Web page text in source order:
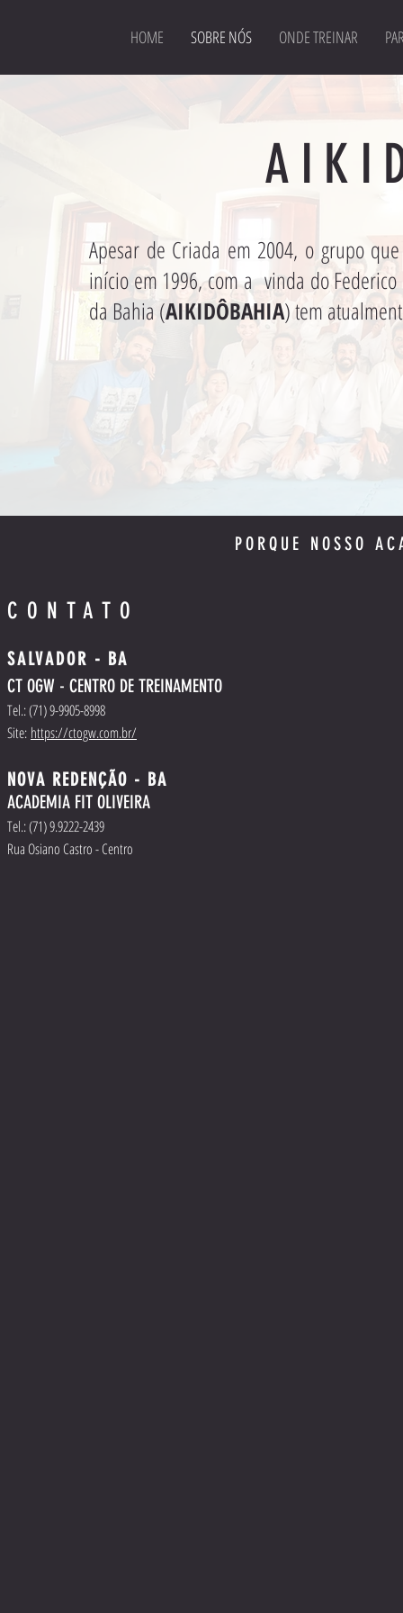
HOME SOBRE NÓS ONDE TREINAR
Apesar de Criada em 2004, o grupo
início em 1996, com a vinda do Federico
da Bahia (AIKIDÔBAHIA) tem
PORQUE NOSSO
CONTATO
SALVADOR - BA
CT OGW - CENTRO DE TREINAMENTO
Tel.: (71) 9-9905-8998
Site: https://ctogw.com.br/
NOVA REDENÇÃO - BA
ACADEMIA FIT OLIVEIRA
Tel.: (71) 9.9222-2439
Rua Osiano Castro - Centro